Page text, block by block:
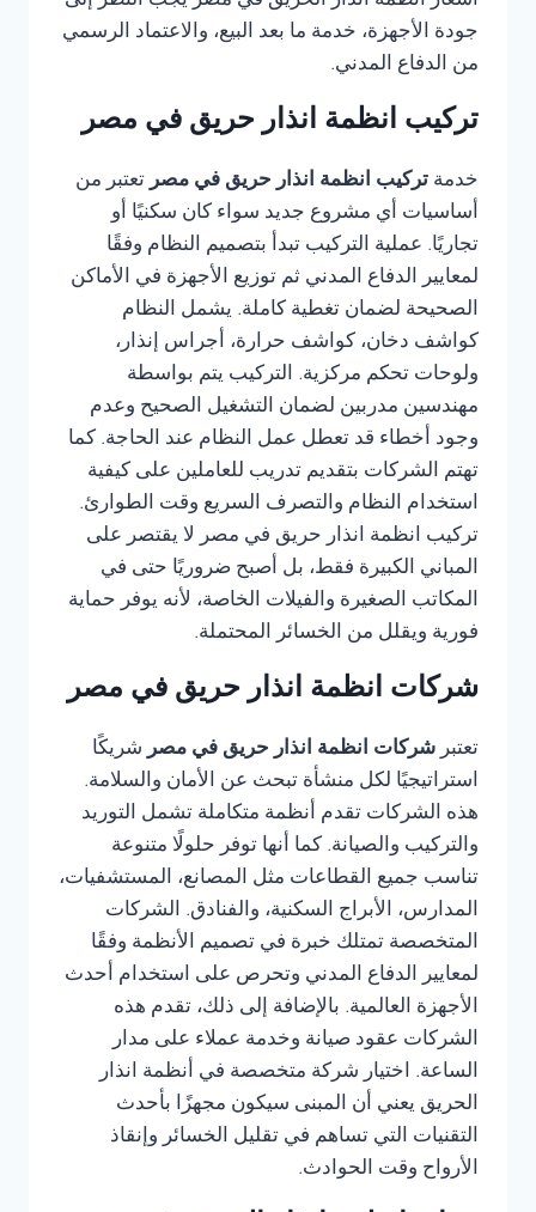
جودة الأجهزة، خدمة ما بعد البيع، والاعتماد الرسمي
من الدفاع المدني.
تركيب انظمة انذار حريق في مصر
خدمة تركيب انظمة انذار حريق في مصر تعتبر من
أساسيات أي مشروع جديد سواء كان سكنيًا أو
تجاريًا. عملية التركيب تبدأ بتصميم النظام وفقًا
لمعايير الدفاع المدني ثم توزيع الأجهزة في الأماكن
الصحيحة لضمان تغطية كاملة. يشمل النظام
كواشف دخان، كواشف حرارة، أجراس إنذار،
ولوحات تحكم مركزية. التركيب يتم بواسطة
مهندسين مدربين لضمان التشغيل الصحيح وعدم
وجود أخطاء قد تعطل عمل النظام عند الحاجة. كما
تهتم الشركات بتقديم تدريب للعاملين على كيفية
استخدام النظام والتصرف السريع وقت الطوارئ.
تركيب انظمة انذار حريق في مصر لا يقتصر على
المباني الكبيرة فقط، بل أصبح ضروريًا حتى في
المكاتب الصغيرة والفيلات الخاصة، لأنه يوفر حماية
فورية ويقلل من الخسائر المحتملة.
شركات انظمة انذار حريق في مصر
تعتبر شركات انظمة انذار حريق في مصر شريكًا
استراتيجيًا لكل منشأة تبحث عن الأمان والسلامة.
هذه الشركات تقدم أنظمة متكاملة تشمل التوريد
والتركيب والصيانة. كما أنها توفر حلولًا متنوعة
تناسب جميع القطاعات مثل المصانع، المستشفيات،
المدارس، الأبراج السكنية، والفنادق. الشركات
المتخصصة تمتلك خبرة في تصميم الأنظمة وفقًا
لمعايير الدفاع المدني وتحرص على استخدام أحدث
الأجهزة العالمية. بالإضافة إلى ذلك، تقدم هذه
الشركات عقود صيانة وخدمة عملاء على مدار
الساعة. اختيار شركة متخصصة في أنظمة انذار
الحريق يعني أن المبنى سيكون مجهزًا بأحدث
التقنيات التي تساهم في تقليل الخسائر وإنقاذ
الأرواح وقت الحوادث.